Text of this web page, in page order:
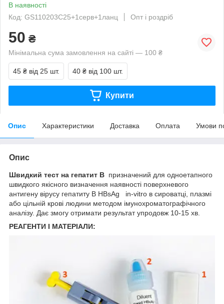
В наявності
Код: GS110203C25+1серв+1ланц
Опт і роздріб
50 ₴
Мінімальна сума замовлення на сайті — 100 ₴
45 ₴ від 25 шт. 40 ₴ від 100 шт.
Купити
Опис Характеристики Доставка Оплата Умови
Опис
Швидкий тест на гепатит В призначений для одноетапного
швидкого якісного визначення наявності поверхневого
антигену вірусу гепатиту B HBsAg in-vitro в сироватці, плазмі
або цільній крові людини методом імунохроматографічного
аналізу. Дає змогу отримати результат упродовж 10-15 хв.
РЕАГЕНТИ І МАТЕРІАЛИ: